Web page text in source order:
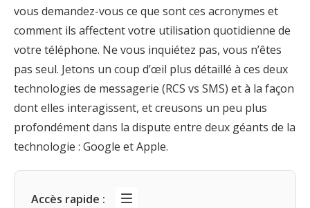
vous demandez-vous ce que sont ces acronymes et
comment ils affectent votre utilisation quotidienne de
votre téléphone. Ne vous inquiétez pas, vous n’êtes
pas seul. Jetons un coup d’œil plus détaillé à ces deux
technologies de messagerie (RCS vs SMS) et à la façon
dont elles interagissent, et creusons un peu plus
profondément dans la dispute entre deux géants de la
technologie : Google et Apple.
Accès rapide :